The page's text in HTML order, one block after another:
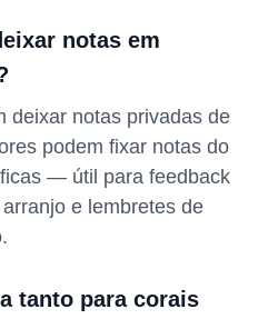
notas em
deixar notas privadas de
podem fixar notas do
— útil para feedback
e lembretes de
tanto para corais